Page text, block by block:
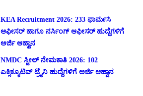
KEA Recruitment 2026: 233 ಫಾರ್ಮಸಿ
ಆಫೀಸರ್ ಹಾಗೂ ನರ್ಸಿಂಗ್ ಆಫೀಸರ್ ಹುದ್ದೆಗಳಿಗೆ
ಅರ್ಜಿ ಆಹ್ವಾನ
NMDC ಸ್ಟೀಲ್ ನೇಮಕಾತಿ 2026: 102
ಎಕ್ಸಿಕ್ಯೂಟಿವ್ ಟ್ರೈನಿ ಹುದ್ದೆಗಳಿಗೆ ಅರ್ಜಿ ಆಹ್ವಾನ